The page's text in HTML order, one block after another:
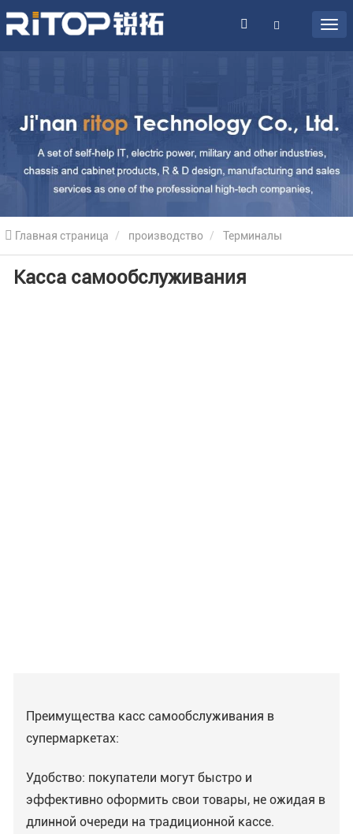
Главная страница производство Терминалы
самообслуживания Супермаркет касс самообслуживания
Касса самообслуживания
Преимущества касс самообслуживания в
супермаркетах:
Удобство: покупатели могут быстро и
эффективно оформить свои товары, не ожидая в
длинной очереди на традиционной кассе.